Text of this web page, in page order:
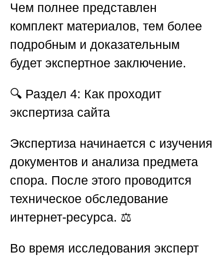
Чем полнее представлен
комплект материалов, тем более
подробным и доказательным
будет экспертное заключение.
🔍 Раздел 4: Как проходит
экспертиза сайта
Экспертиза начинается с изучения
документов и анализа предмета
спора. После этого проводится
техническое обследование
интернет-ресурса. ⚖️
Во время исследования эксперт